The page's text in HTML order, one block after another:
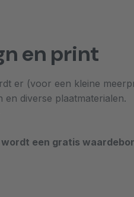
en print
er (voor een kleine
en diverse plaatmaterialen.
een gratis